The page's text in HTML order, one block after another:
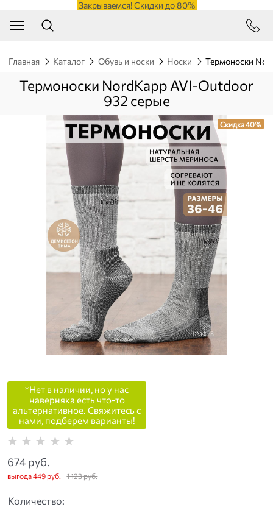
Закрываемся! Скидки до 80%
Главная Каталог Обувь и носки Носки Термоноски
Термоноски NordKapp AVI-Outdoor
932 серые
Скидка 40%
*Нет в наличии, но у нас
наверняка есть что-то
альтернативное. Свяжитесь с
нами, подберем варианты!
1 123 руб.
674 руб.
выгода449 руб.
Количество: